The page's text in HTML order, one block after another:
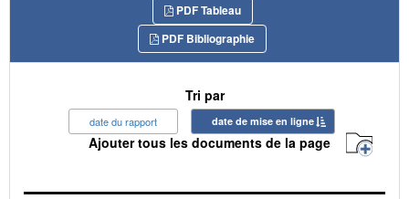
PDF Tableau
PDF Bibliographie
Tri par
date du rapport date de mise en ligne
Ajouter tous les documents de la page